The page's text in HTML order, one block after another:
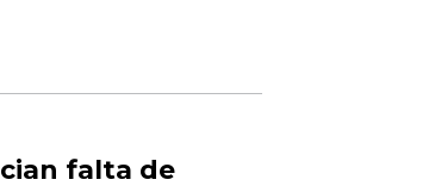
falta de